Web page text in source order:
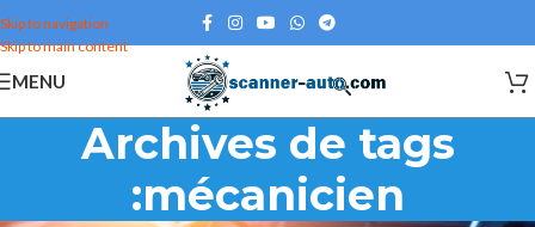
Skip to navigation
Skip to main content
MENU
Archives de tags
:mécanicien